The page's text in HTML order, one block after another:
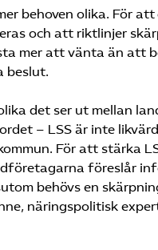
behoven olika. För
och att riktlinjer
mer att vänta än att
beslut.
det ser ut mellan
– LSS är inte
För att stärka
föreslår
behövs en
näringspolitisk